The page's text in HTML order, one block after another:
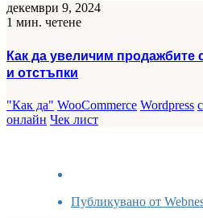
декември 9, 2024
1 мин. четене
Как да увеличим продажбите
и отстъпки
"Как да" WooCommerce Wordpress
онлайн Чек лист
Публикувано от